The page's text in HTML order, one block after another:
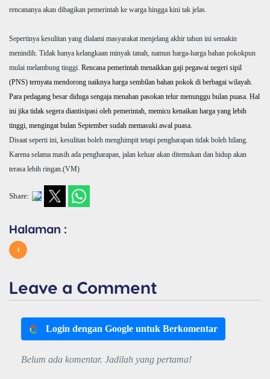
rencananya akan dibagikan pemerintah ke warga hingga kini tak jelas.
Sepertinya kesulitan yang dialami masyarakat menjelang akhir tahun ini semakin
menindih. Tidak hanya kelangkaan minyak tanah, namun harga-harga bahan pokokpun
mulai melambung tinggi. Rencana pemerintah menaikkan gaji pegawai negeri sipil
(PNS) ternyata mendorong naiknya harga sembilan bahan pokok di berbagai wilayah.
Para pedagang besar diduga sengaja menahan pasokan telur menunggu bulan puasa. Hal
ini jika tidak segera diantisipasi oleh pemerintah, memicu kenaikan harga yang lebih
tinggi, mengingat bulan September sudah memasuki awal puasa.
Disaat seperti ini, kesulitan boleh menghimpit tetapi pengharapan tidak boleh hilang.
Karena selama masih ada pengharapan, jalan keluar akan ditemukan dan hidup akan
terasa lebih ringan.(VM)
Share:
Halaman :
1
Leave a Comment
Login dengan Google untuk Berkomentar
Belum ada komentar. Jadilah yang pertama!